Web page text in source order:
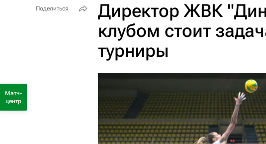
Директор ЖВК
клубом стоит
турниры
Поделиться
Матч-
центр